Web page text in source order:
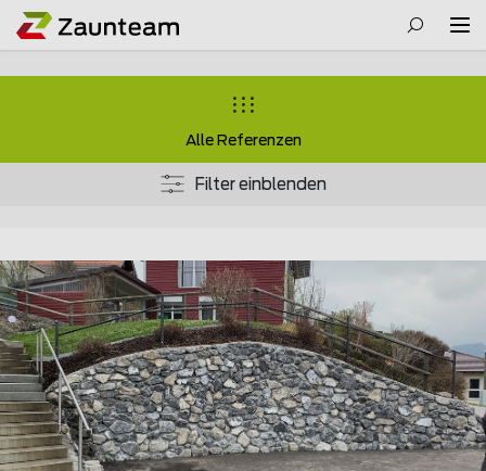
Alle Referenzen
Filter einblenden